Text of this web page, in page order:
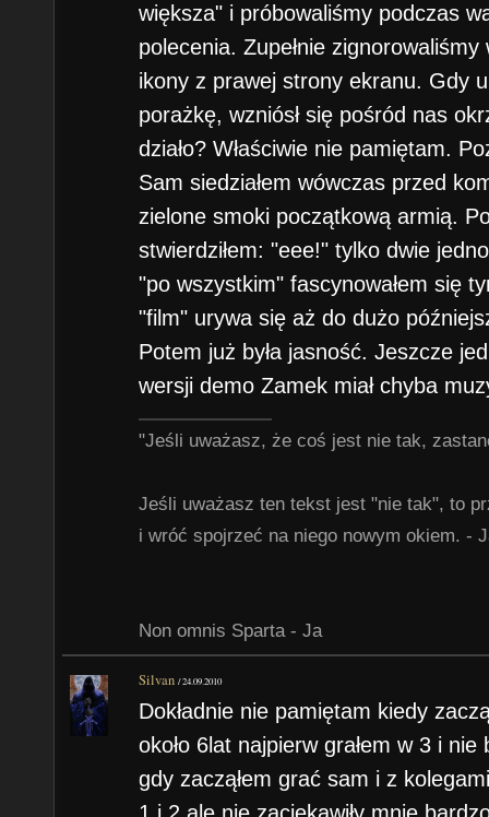
większa" i próbowaliśmy podczas
polecenia. Zupełnie
ikony z prawej strony ekranu. Gdy
porażkę, wzniósł się pośród nas
działo? Właściwie nie pamiętam.
Sam siedziałem wówczas przed
zielone smoki początkową armią.
stwierdziłem: "eee!" tylko dwie
"po wszystkim" fascynowałem się
"film" urywa się aż do dużo
Potem już była jasność. Jeszcze
wersji demo Zamek miał chyba
"Jeśli uważasz, że coś jest nie tak,
Jeśli uważasz ten tekst jest "nie tak", to
i wróć spojrzeć na niego nowym okiem. -
Non omnis Sparta - Ja
Silvan /24.09.2010
Dokładnie nie pamiętam kiedy
około 6lat najpierw grałem w 3 i
gdy zacząłem grać sam i z